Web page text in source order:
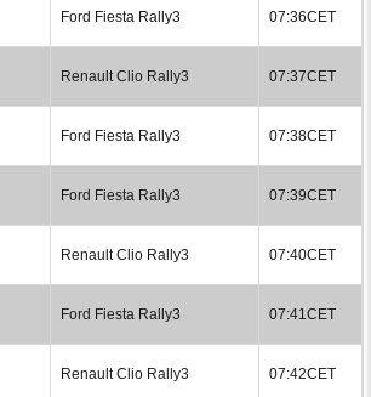
Ford Fiesta Rally3 07:36CET
Renault Clio Rally3 07:37CET
Ford Fiesta Rally3 07:38CET
Ford Fiesta Rally3 07:39CET
Renault Clio Rally3 07:40CET
Ford Fiesta Rally3 07:41CET
Renault Clio Rally3 07:42CET